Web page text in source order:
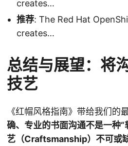
creates…
推荐: The Red Hat
creates…
总结与展望：将
技艺
《红帽风格指南》带给我们的
确、专业的书面沟通不是一种
艺（Craftsmanship）不可或